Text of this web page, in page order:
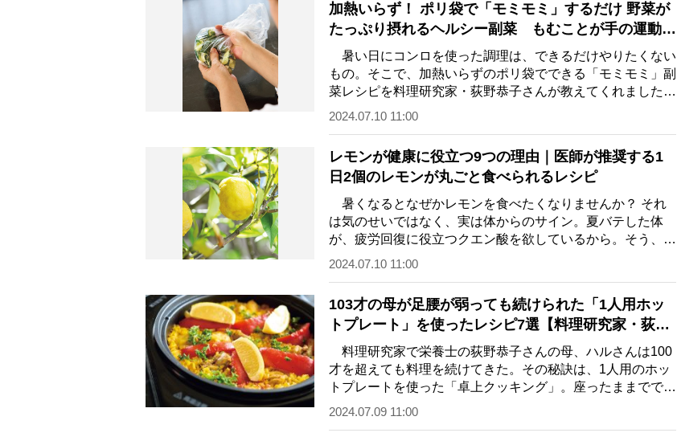
加熱いらず！ ポリ袋で「モミモミ」するだけ 野菜が
たっぷり摂れるヘルシー副菜 もむことが手の運動に
も【料理研究家・荻野恭子さん】
暑い日にコンロを使った調理は、できるだけやりたくない
もの。そこで、加熱いらずのポリ袋でできる「モミモミ」副
菜レシピを料理研究家・荻野恭子さんが教えてくれました。
乾物を使えば戻しながら味付けするので…
2024.07.10 11:00
レモンが健康に役立つ9つの理由｜医師が推奨する1
日2個のレモンが丸ごと食べられるレシピ
暑くなるとなぜかレモンを食べたくなりませんか？ それ
は気のせいではなく、実は体からのサイン。夏バテした体
が、疲労回復に役立つクエン酸を欲しているから。そう、レ
モンにはクエン酸がたっぷり！ほかにも、健…
2024.07.10 11:00
103才の母が足腰が弱っても続けられた「1人用ホッ
トプレート」を使ったレシピ7選【料理研究家・荻野
恭子さん】
料理研究家で栄養士の荻野恭子さんの母、ハルさんは100
才を超えても料理を続けてきた。その秘訣は、1人用のホッ
トプレートを使った「卓上クッキング」。座ったままででき
るので、足腰への負担も減るという。ホッ…
2024.07.09 11:00